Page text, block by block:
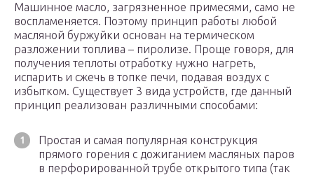
Машинное масло, загрязненное примесями, само не
воспламеняется. Поэтому принцип работы любой
масляной буржуйки основан на термическом
разложении топлива – пиролизе. Проще говоря, для
получения теплоты отработку нужно нагреть,
испарить и сжечь в топке печи, подавая воздух с
избытком. Существует 3 вида устройств, где данный
принцип реализован различными способами:
Простая и самая популярная конструкция
прямого горения с дожиганием масляных паров
в перфорированной трубе открытого типа (так